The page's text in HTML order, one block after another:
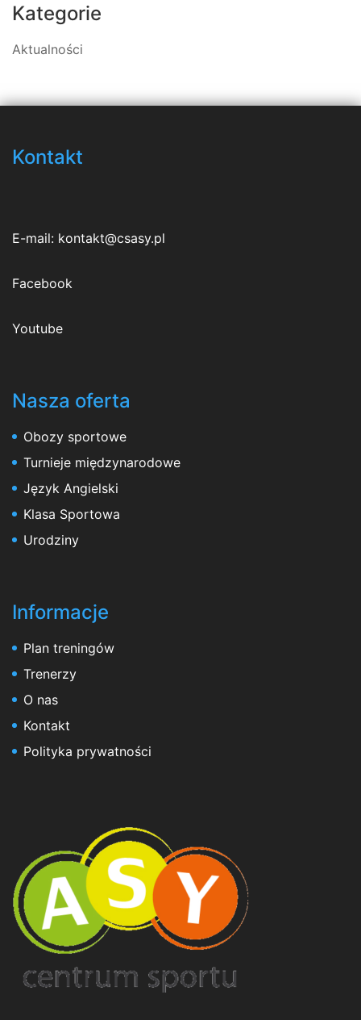
Kategorie
Aktualności
Kontakt
E-mail: kontakt@csasy.pl
Facebook
Youtube
Nasza oferta
Obozy sportowe
Turnieje międzynarodowe
Język Angielski
Klasa Sportowa
Urodziny
Informacje
Plan treningów
Trenerzy
O nas
Kontakt
Polityka prywatności